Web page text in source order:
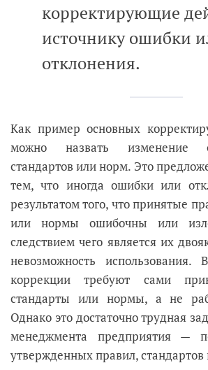
корректирующие
источнику ошибки
отклонения.
Как пример основных
можно назвать изменение
стандартов или норм. Это
тем, что иногда ошибки или
результатом того, что принятые
или нормы ошибочны или
следствием чего является их
невозможность использования.
коррекции требуют сами
стандарты или нормы, а не
Однако это достаточно трудная
менеджмента предприятия —
утвержденных правил,